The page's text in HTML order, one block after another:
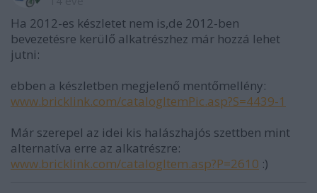
Ha 2012-es készletet nem is,de 2012-ben
bevezetésre kerülő alkatrészhez már hozzá lehet
jutni:
ebben a készletben megjelenő mentőmellény:
www.bricklink.com/catalogItemPic.asp?S=4439-1
Már szerepel az idei kis halászhajós szettben mint
alternatíva erre az alkatrészre:
www.bricklink.com/catalogItem.asp?P=2610 :)